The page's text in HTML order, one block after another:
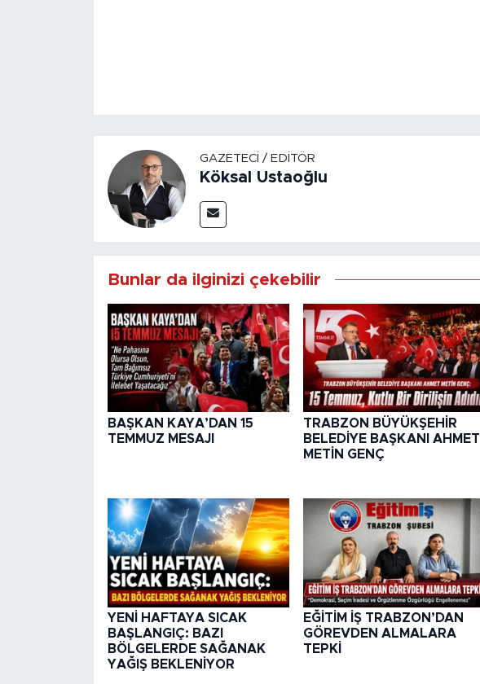
GAZETECI / EDITÖR
Köksal Ustaoğlu
Bunlar da ilginizi çekebilir
BAŞKAN KAYA’DAN 15
TEMMUZ MESAJI
TRABZON BÜYÜKŞEHİR
BELEDİYE BAŞKANI AHMET
METİN GENÇ
YENİ HAFTAYA SICAK
BAŞLANGIÇ: BAZI
BÖLGELERDE SAĞANAK
YAĞIŞ BEKLENİYOR
EĞİTİM İŞ TRABZON’DAN
GÖREVDEN ALMALARA
TEPKİ